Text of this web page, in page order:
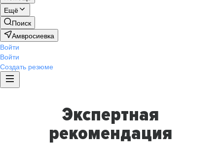
Ещё
Поиск
Амвросиевка
Войти
Войти
Создать резюме
Экспертная
рекомендация